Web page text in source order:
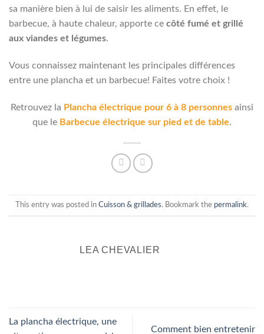
sa manière bien à lui de saisir les aliments. En effet, le
barbecue, à haute chaleur, apporte ce côté fumé et grillé
aux viandes et légumes.
Vous connaissez maintenant les principales différences
entre une plancha et un barbecue! Faites votre choix !
Retrouvez la Plancha électrique pour 6 à 8 personnes ainsi
que le Barbecue électrique sur pied et de table.
This entry was posted in Cuisson & grillades. Bookmark the permalink.
LEA CHEVALIER
La plancha électrique, une
Comment bien entretenir